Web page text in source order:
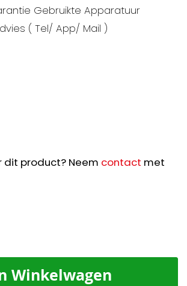
Gebruikte Apparatuur
( Tel/ App/ Mail )
dit product? Neem contact met
Winkelwagen